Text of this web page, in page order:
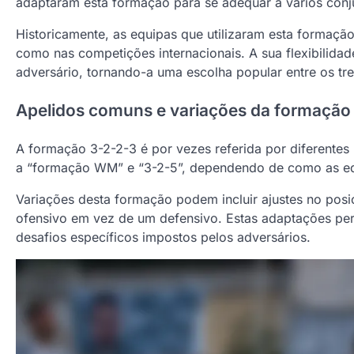
Historicamente, as equipas que utilizaram esta
como nas competições internacionais. A sua
adversário, tornando-a uma escolha popular entre os
Apelidos comuns e variações da formação
A formação 3-2-2-3 é por vezes referida por
a “formação WM” e “3-2-5”, dependendo de como as
Variações desta formação podem incluir ajustes no
ofensivo em vez de um defensivo. Estas adaptações
desafios específicos impostos pelos adversários.